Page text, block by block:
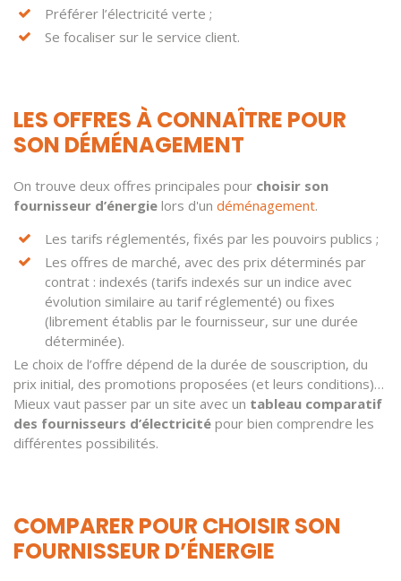
Préférer l’électricité verte ;
Se focaliser sur le service client.
LES OFFRES À CONNAÎTRE POUR
SON DÉMÉNAGEMENT
On trouve deux offres principales pour choisir son
fournisseur d’énergie lors d'un déménagement.
Les tarifs réglementés, fixés par les pouvoirs publics ;
Les offres de marché, avec des prix déterminés par
contrat : indexés (tarifs indexés sur un indice avec
évolution similaire au tarif réglementé) ou fixes
(librement établis par le fournisseur, sur une durée
déterminée).
Le choix de l’offre dépend de la durée de souscription, du
prix initial, des promotions proposées (et leurs conditions)…
Mieux vaut passer par un site avec un tableau comparatif
des fournisseurs d’électricité pour bien comprendre les
différentes possibilités.
COMPARER POUR CHOISIR SON
FOURNISSEUR D’ÉNERGIE